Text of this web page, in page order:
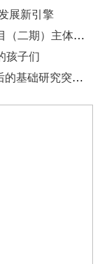
展新引擎
青岛市生命健康科技高端智造产业基地项目（二期）主体完工
孩子们
北大“番茄派”文化节开幕：一颗小番茄背后的基础研究突围与产业新局